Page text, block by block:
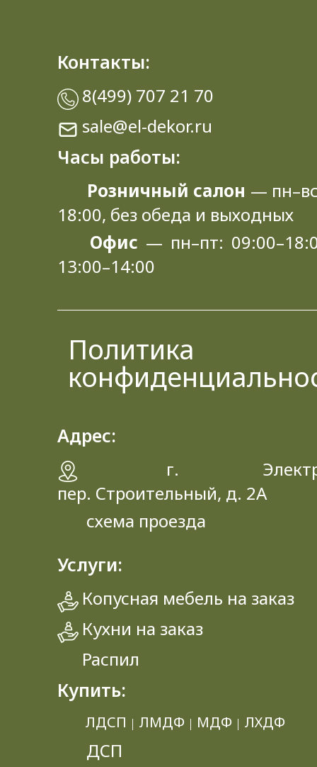
Контакты:
8(499) 707 21 70
sale@el-dekor.ru
Часы работы:
Розничный салон —
18:00, без обеда и выходных
Офис — пн–пт:
13:00–14:00
Политика
Адрес:
г.
пер. Строительный, д. 2A
схема проезда
Услуги:
Копусная мебель на заказ
Кухни на заказ
Распил
Купить:
ЛДСП | ЛМДФ | МДФ | ЛХДФ
ДСП